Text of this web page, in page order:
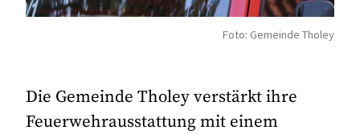
Foto: Gemeinde Tholey
Die Gemeinde Tholey verstärkt ihre
Feuerwehrausstattung mit einem